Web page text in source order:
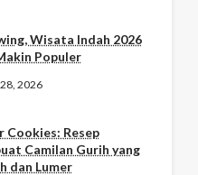
Wisata Indah 2026
Populer
2026
Cookies: Resep
Camilan Gurih yang
dan Lumer